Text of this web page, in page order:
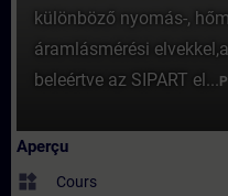
különböző nyomás-,
áramlásmérési
beleértve az SIPART el...
Aperçu
widgets Cours